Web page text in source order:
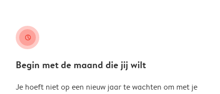
clock
Begin met de maand die jij wilt
Je hoeft niet op een nieuw jaar te wachten om met je